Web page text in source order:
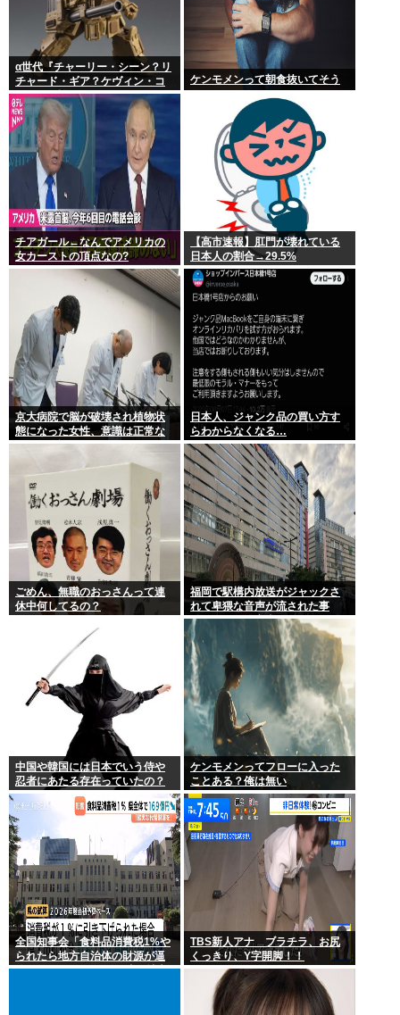
α世代『チャーリー・シーン？リ
チャード・ギア？ケヴィン・コ
スナー？誰ですかそれ？？』何
故なのか
ケンモメンって朝食抜いてそう
チアガール←なんでアメリカの
女カーストの頂点なの?
【高市速報】肛門が壊れている
日本人の割合→29.5%
京大病院で脳が破壊され植物状
態になった女性、意識は正常な
ことが確認されおわる
日本人、ジャンク品の買い方す
らわからなくなる…
ごめん、無職のおっさんって連
休中何してるの？
福岡で駅構内放送がジャックさ
れて卑猥な音声が流された事
件、やはり元音声は動ありの動
画だった
中国や韓国には日本でいう侍や
忍者にあたる存在っていたの？
ケンモメンってフローに入った
ことある？俺は無い
全国知事会「食料品消費税1%や
られたら地方自治体の財源が逼
迫してしまう 」…この流れ地方
TBS新人アナ ブラチラ、お尻
くっきり、Y字開脚！！